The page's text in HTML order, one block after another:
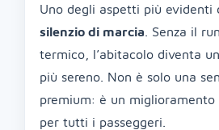
Uno degli aspetti più evidenti
silenzio di marcia . Senza il
termico, l’abitacolo diventa
più sereno. Non è solo una
premium: è un
per tutti i passeggeri.